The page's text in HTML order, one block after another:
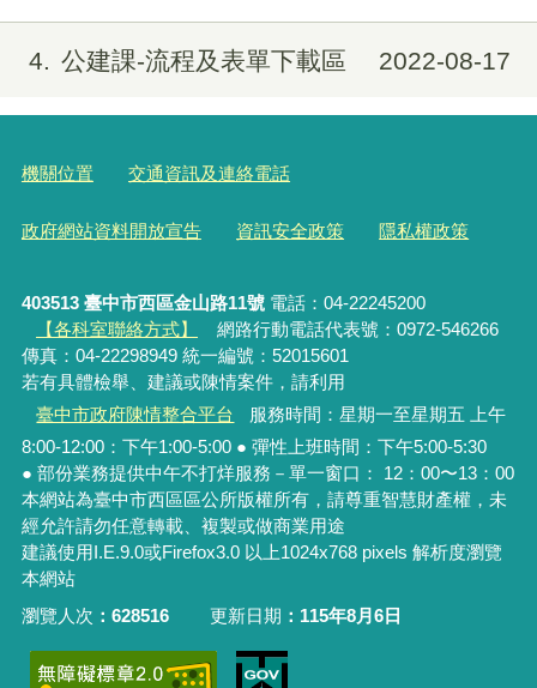
4 公建課-流程及表單下載區 2022-08-17
機關位置 交通資訊及連絡電話
政府網站資料開放宣告 資訊安全政策 隱私權政策
403513 臺中市西區金山路11號電話：04-22245200
【各科室聯絡方式】
網路行動電話代表號：0972-546266
傳真：04-22298949 統一編號：52015601
若有具體檢舉、建議或陳情案件，請利用
臺中市政府陳情整合平台
服務時間：星期一至星期五 上午
8:00-12:00：下午1:00-5:00 ● 彈性上班時間：下午5:00-5:30
● 部份業務提供中午不打烊服務－單一窗口： 12：00〜13：00
本網站為臺中市西區區公所版權所有，請尊重智慧財產權，未
經允許請勿任意轉載、複製或做商業用途
建議使用I.E.9.0或Firefox3.0 以上1024x768 pixels 解析度瀏覽
本網站
瀏覽人次
628516 更新日期 115年8月6日